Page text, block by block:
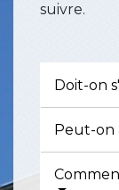
suivre.
Doit-on
Peut-on